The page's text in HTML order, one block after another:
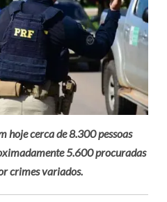
hoje cerca de 8.300 pessoas
5.600 procuradas
crimes variados.